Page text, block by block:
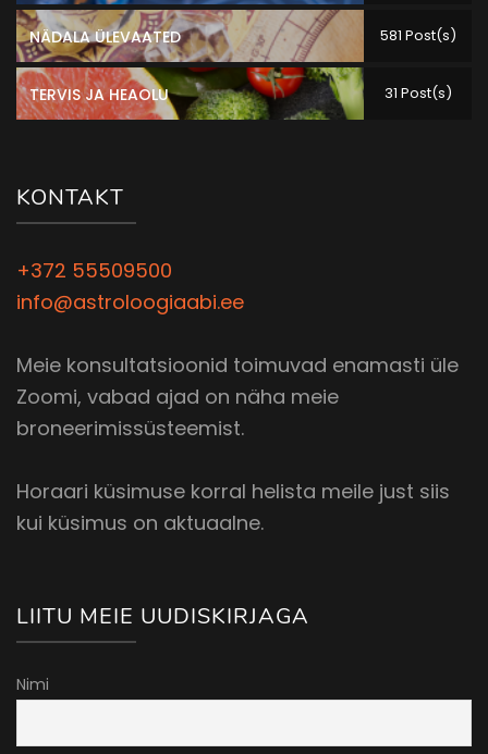
NÄDALA ÜLEVAATED 581 Post(s)
TERVIS JA HEAOLU 31 Post(s)
KONTAKT
+372 55509500
info@astroloogiaabi.ee
Meie konsultatsioonid toimuvad enamasti üle
Zoomi, vabad ajad on näha meie
broneerimissüsteemist.
Horaari küsimuse korral helista meile just siis
kui küsimus on aktuaalne.
LIITU MEIE UUDISKIRJAGA
Nimi